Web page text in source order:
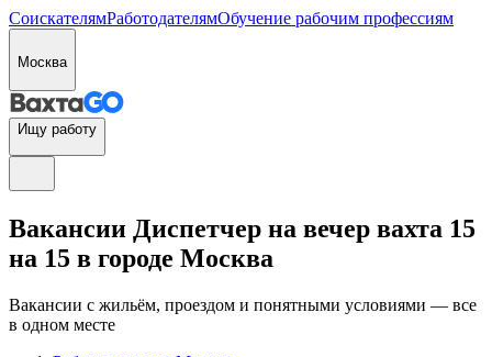
СоискателямРаботодателямОбучение рабочим профессиям
Москва
Ищу работу
Вакансии Диспетчер на вечер вахта 15
на 15 в городе Москва
Вакансии с жильём, проездом и понятными условиями — все
в одном месте